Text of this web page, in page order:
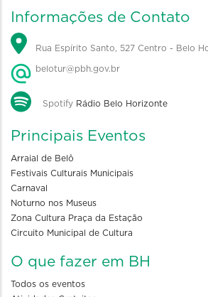
Informações de Contato
Rua Espírito Santo, 527 Centro - Belo
belotur@pbh.gov.br
Spotify Rádio Belo Horizonte
Principais Eventos
Arraial de Belô
Festivais Culturais Municipais
Carnaval
Noturno nos Museus
Zona Cultura Praça da Estação
Circuito Municipal de Cultura
O que fazer em BH
Todos os eventos